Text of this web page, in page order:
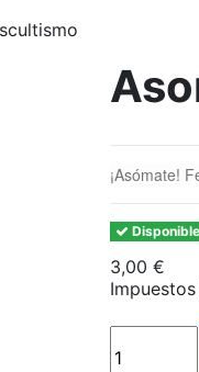
¡Asómate!
Disponible
3,00 €